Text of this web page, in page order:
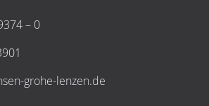
– 0
sen-grohe-lenzen.de